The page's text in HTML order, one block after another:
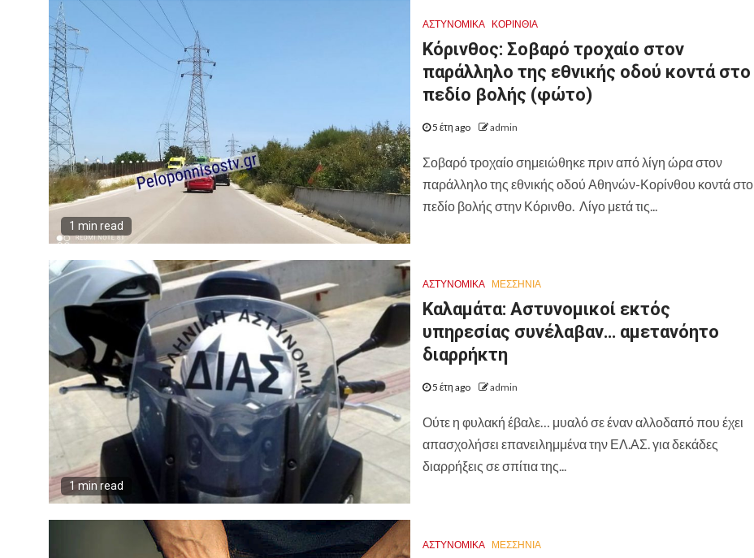
1 min read
ΑΣΤΥΝΟΜΙΚΑ ΚΟΡΙΝΘΊΑ
Κόρινθος: Σοβαρό τροχαίο στον
παράλληλο της εθνικής οδού κοντά στο
πεδίο βολής (φώτο)
5 έτη ago admin
Σοβαρό τροχαίο σημειώθηκε πριν από λίγη ώρα στον
παράλληλο της εθνικής οδού Αθηνών-Κορίνθου κοντά στο
πεδίο βολής στην Κόρινθο. Λίγο μετά τις...
1 min read
ΑΣΤΥΝΟΜΙΚΑ ΜΕΣΣΗΝΙΑ
Καλαμάτα: Αστυνομικοί εκτός
υπηρεσίας συνέλαβαν… αμετανόητο
διαρρήκτη
5 έτη ago admin
Ούτε η φυλακή έβαλε… μυαλό σε έναν αλλοδαπό που έχει
απασχολήσει επανειλημμένα την ΕΛ.ΑΣ. για δεκάδες
διαρρήξεις σε σπίτια της...
ΑΣΤΥΝΟΜΙΚΑ ΜΕΣΣΗΝΙΑ